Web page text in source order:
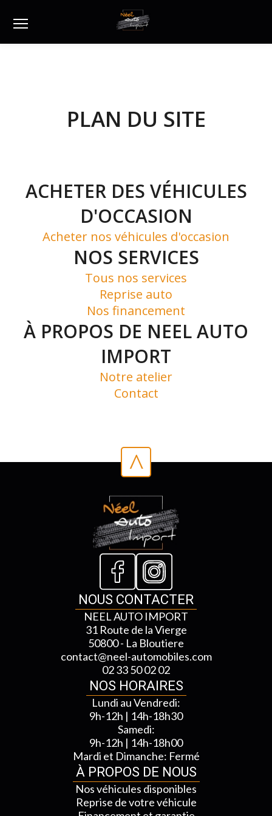
PLAN DU SITE
ACHETER DES VÉHICULES
D'OCCASION
Acheter nos véhicules d'occasion
NOS SERVICES
Tous nos services
Reprise auto
Nos financement
À PROPOS DE NEEL AUTO
IMPORT
Notre atelier
Contact
^
NOUS CONTACTER
NEEL AUTO IMPORT
31 Route de la Vierge
50800 - La Bloutiere
contact@neel-automobiles.com
02 33 50 02 02
NOS HORAIRES
Lundi au Vendredi:
9h-12h | 14h-18h30
Samedi:
9h-12h | 14h-18h00
Mardi et Dimanche: Fermé
À PROPOS DE NOUS
Nos véhicules disponibles
Reprise de votre véhicule